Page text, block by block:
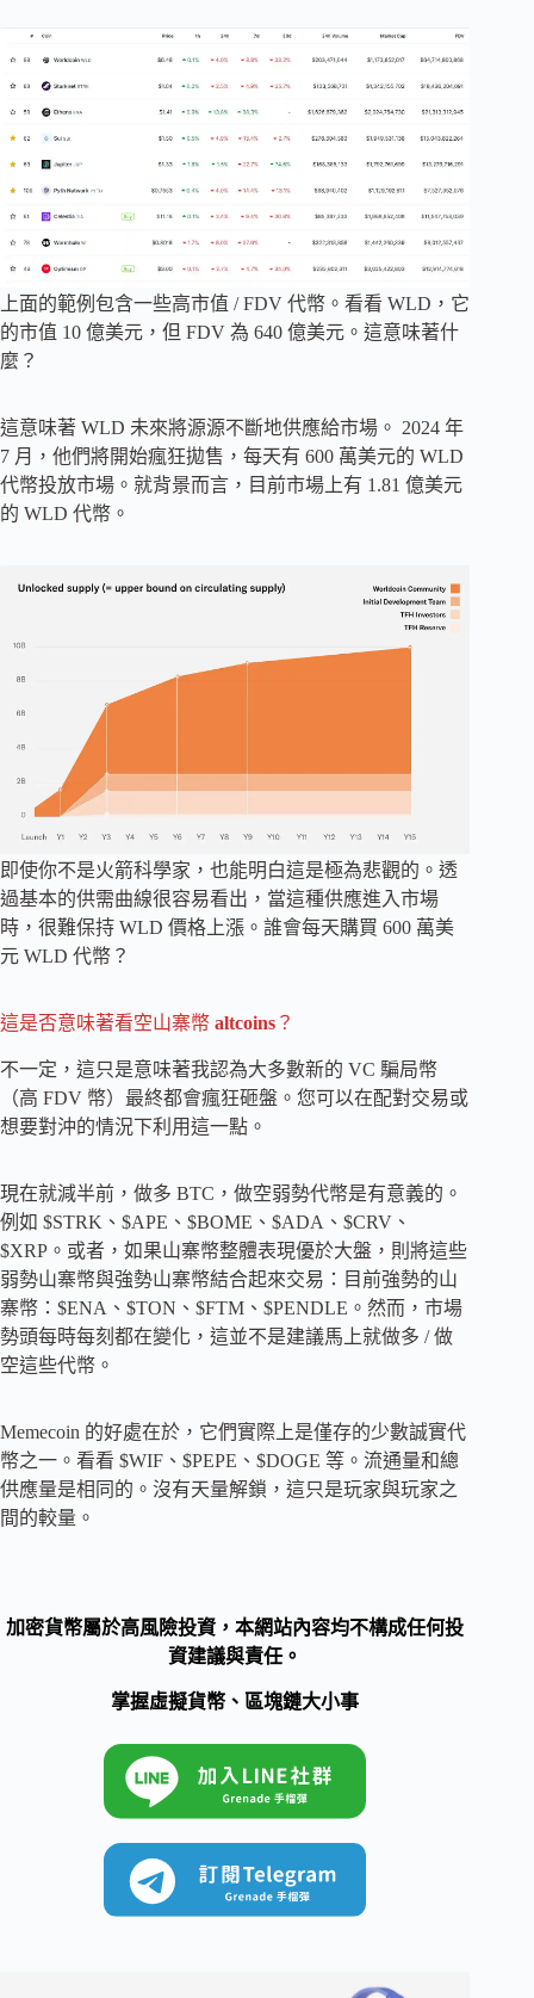
上面的範例包含一些高市值 / FDV 代幣。看看 WLD，它
的市值 10 億美元，但 FDV 為 640 億美元。這意味著什
麼？
這意味著 WLD 未來將源源不斷地供應給市場。 2024 年
7 月，他們將開始瘋狂拋售，每天有 600 萬美元的 WLD
代幣投放市場。就背景而言，目前市場上有 1.81 億美元
的 WLD 代幣。
即使你不是火箭科學家，也能明白這是極為悲觀的。透
過基本的供需曲線很容易看出，當這種供應進入市場
時，很難保持 WLD 價格上漲。誰會每天購買 600 萬美
元 WLD 代幣？
這是否意味著看空山寨幣 altcoins ？
不一定，這只是意味著我認為大多數新的 VC 騙局幣
（高 FDV 幣）最終都會瘋狂砸盤。您可以在配對交易或
想要對沖的情況下利用這一點。
現在就減半前，做多 BTC，做空弱勢代幣是有意義的。
例如 $STRK、$APE、$BOME、$ADA、$CRV、
$XRP。或者，如果山寨幣整體表現優於大盤，則將這些
弱勢山寨幣與強勢山寨幣結合起來交易：目前強勢的山
寨幣：$ENA、$TON、$FTM、$PENDLE。然而，市場
勢頭每時每刻都在變化，這並不是建議馬上就做多 / 做
空這些代幣。
Memecoin 的好處在於，它們實際上是僅存的少數誠實代
幣之一。看看 $WIF、$PEPE、$DOGE 等。流通量和總
供應量是相同的。沒有天量解鎖，這只是玩家與玩家之
間的較量。
加密貨幣屬於高風險投資，本網站內容均不構成任何投
資建議與責任。
掌握虛擬貨幣、區塊鏈大小事